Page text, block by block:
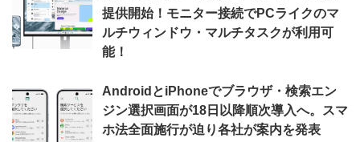
提供開始！モニター接続でPCライクのマ
ルチウィンドウ・マルチタスクが利用可
能！
AndroidとiPhoneでブラウザ・検索エン
ジン選択画面が18日以降順次導入へ。スマ
ホ法全面施行が迫り各社が案内を発表